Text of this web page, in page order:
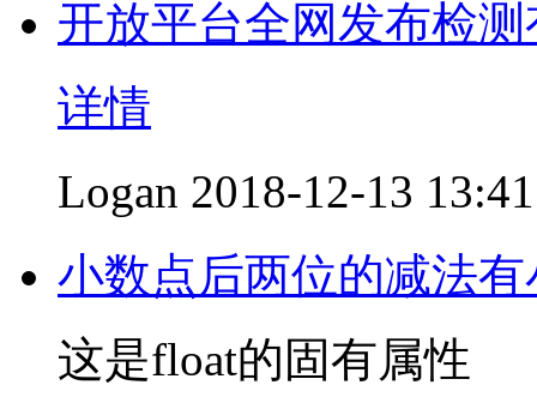
开放平台全网发布检
详情
Logan 2018-12-13 13:41
小数点后两位的减法
这是float的固有属性